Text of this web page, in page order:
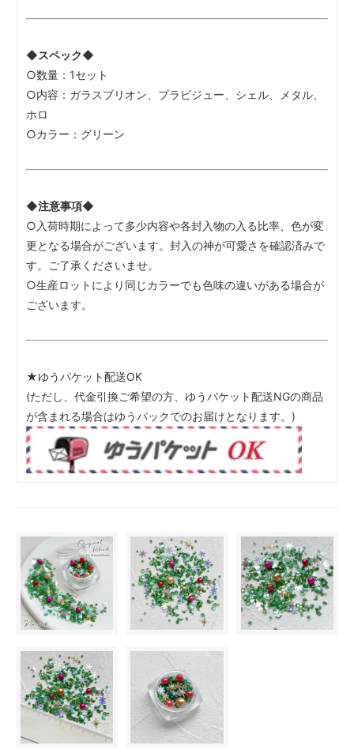
◆スペック◆
○数量：1セット
○内容：ガラスブリオン、プラビジュー、シェル、メタル、
ホロ
○カラー：グリーン
◆注意事項◆
○入荷時期によって多少内容や各封入物の入る比率、色が変
更となる場合がございます。封入の神が可愛さを確認済みで
す。ご了承くださいませ。
○生産ロットにより同じカラーでも色味の違いがある場合が
ございます。
★ゆうパケット配送OK
(ただし、代金引換ご希望の方、ゆうパケット配送NGの商品
が含まれる場合はゆうパックでのお届けとなります。)